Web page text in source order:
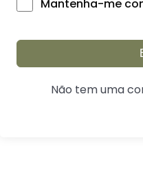
Mantenha-me
Não tem uma